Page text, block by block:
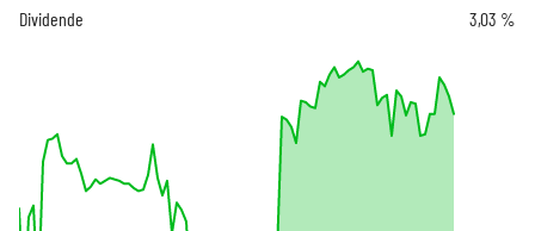
Dividende
3,03 %